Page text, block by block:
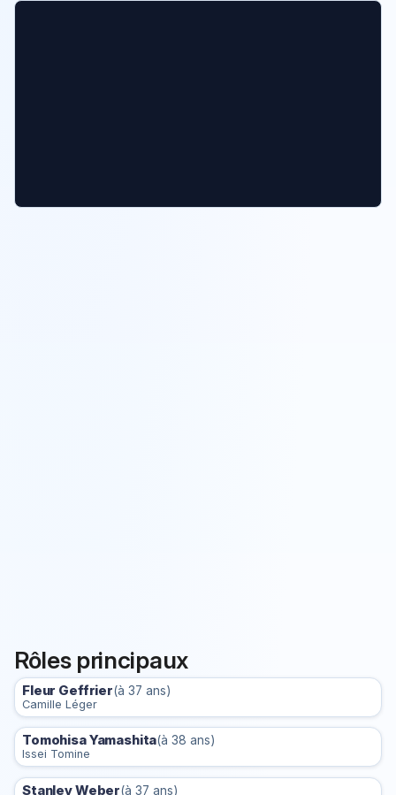
Rôles principaux
Fleur Geffrier(à 37 ans)
Camille Léger
Tomohisa Yamashita(à 38 ans)
Issei Tomine
Stanley Weber(à 37 ans)